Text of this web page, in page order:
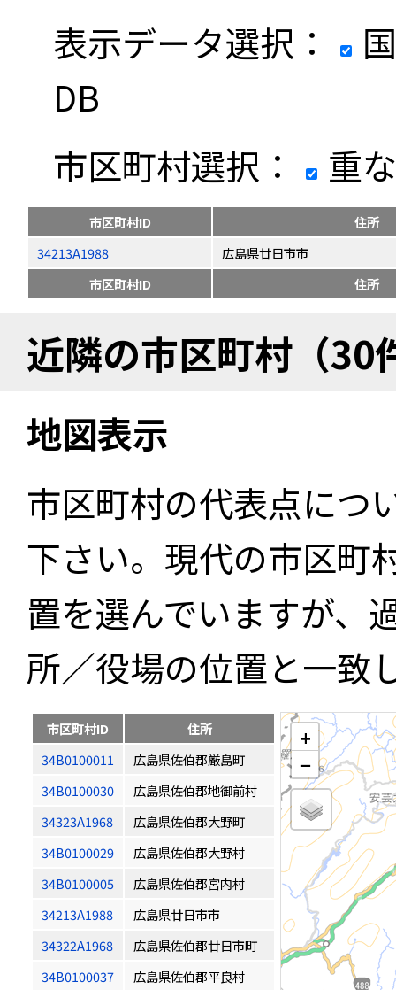
表示データ選択：
DB
市区町村選択：
重
市区町村ID
住所
34213A1988
広島県廿日市市
市区町村ID
住所
近隣の市区町村（30
地図表示
市区町村の代表点につ
下さい。現代の市区町
置を選んでいますが、
所／役場の位置と一致
市区町村ID
住所
34B0100011
広島県佐伯郡厳島町
34B0100030
広島県佐伯郡地御前村
34323A1968
広島県佐伯郡大野町
34B0100029
広島県佐伯郡大野村
34B0100005
広島県佐伯郡宮内村
34213A1988
広島県廿日市市
34322A1968
広島県佐伯郡廿日市町
34B0100037
広島県佐伯郡平良村
+
−